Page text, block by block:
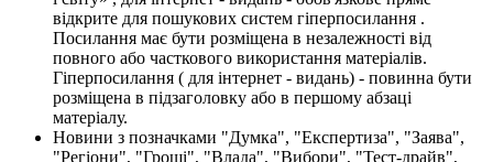
відкрите для пошукових систем гіперпосилання .
Посилання має бути розміщена в незалежності від
повного або часткового використання матеріалів.
Гіперпосилання ( для інтернет - видань) - повинна бути
розміщена в підзаголовку або в першому абзаці
матеріалу.
Новини з позначками "Думка", "Експертиза", "Заява",
"Регіони", "Гроші", "Влада", "Вибори", "Тест-драйв",